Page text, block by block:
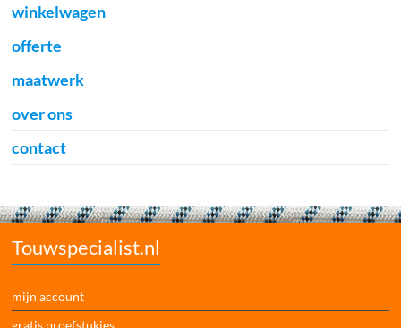
winkelwagen
offerte
maatwerk
over ons
contact
Touwspecialist.nl
mijn account
gratis proefstukjes